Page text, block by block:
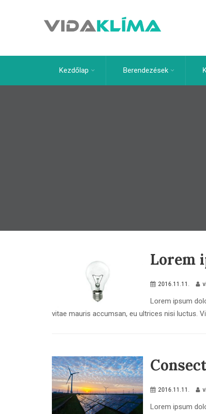
Kezdőlap Berendezések
Lorem
2016.11.11.
Lorem ipsum
vitae mauris accumsan, eu ultrices nisi luctus.
2016.11.11.
Lorem ipsum